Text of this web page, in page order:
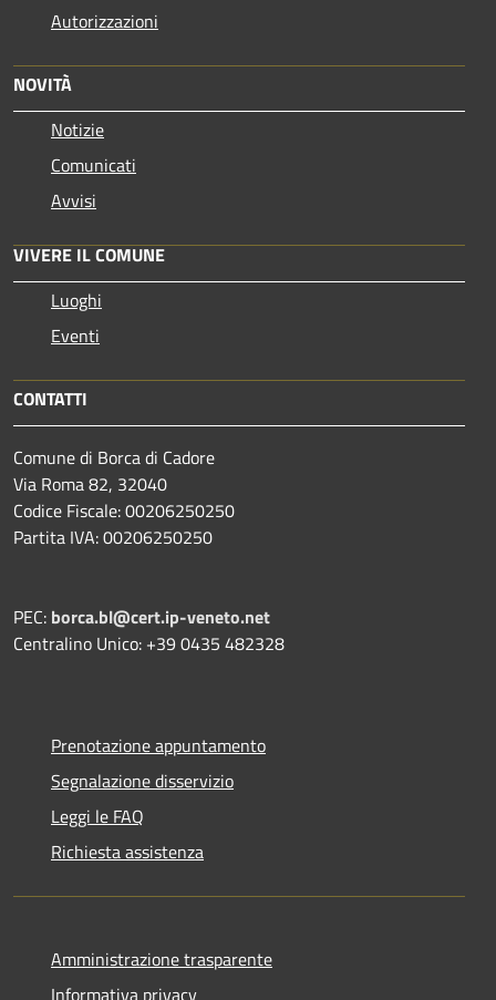
Autorizzazioni
NOVITÀ
Notizie
Comunicati
Avvisi
VIVERE IL COMUNE
Luoghi
Eventi
CONTATTI
Comune di Borca di Cadore
Via Roma 82, 32040
Codice Fiscale: 00206250250
Partita IVA: 00206250250
PEC: borca.bl@cert.ip-veneto.net
Centralino Unico: +39 0435 482328
Prenotazione appuntamento
Segnalazione disservizio
Leggi le FAQ
Richiesta assistenza
Amministrazione trasparente
Informativa privacy